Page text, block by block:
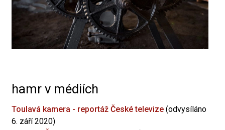
hamr v médiích
Toulavá kamera - reportáž České televize (odvysíláno
6. září 2020)